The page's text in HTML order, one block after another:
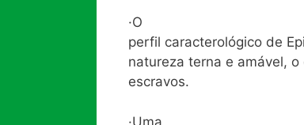
·O
perfil caracterológico de
natureza terna e amável,
escravos.
·Uma